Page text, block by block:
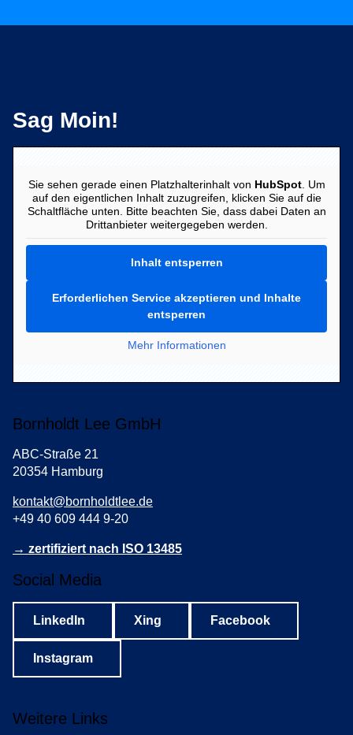
Sag Moin!
Sie sehen gerade einen Platzhalterinhalt von HubSpot. Um
auf den eigentlichen Inhalt zuzugreifen, klicken Sie auf die
Schaltfläche unten. Bitte beachten Sie, dass dabei Daten an
Drittanbieter weitergegeben werden.
Inhalt entsperren
Erforderlichen Service akzeptieren und Inhalte
entsperren
Mehr Informationen
Bornholdt Lee GmbH
ABC-Straße 21
20354 Hamburg
kontakt@bornholdtlee.de
+49 40 609 444 9-20
→ zertifiziert nach ISO 13485
Social Media
LinkedIn Xing Facebook
Instagram
Weitere Links